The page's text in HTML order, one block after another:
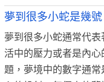
夢到很多小蛇是幾號
夢到很多小蛇通常代
活中的壓力或者是內
題，夢境中的數字通